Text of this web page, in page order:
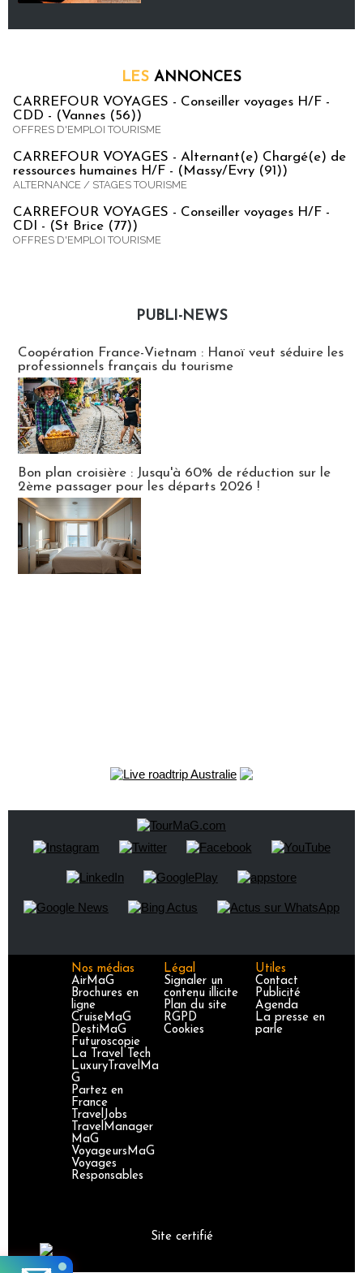
LES ANNONCES
CARREFOUR VOYAGES - Conseiller voyages H/F -
CDD - (Vannes (56))
OFFRES D'EMPLOI TOURISME
CARREFOUR VOYAGES - Alternant(e) Chargé(e) de
ressources humaines H/F - (Massy/Evry (91))
ALTERNANCE / STAGES TOURISME
CARREFOUR VOYAGES - Conseiller voyages H/F -
CDI - (St Brice (77))
OFFRES D'EMPLOI TOURISME
PUBLI-NEWS
Coopération France-Vietnam : Hanoï veut séduire les
professionnels français du tourisme
Bon plan croisière : Jusqu'à 60% de réduction sur le
2ème passager pour les départs 2026 !
Nos médias
AirMaG
Brochures en
ligne
CruiseMaG
DestiMaG
Futuroscopie
La Travel Tech
LuxuryTravelMa
G
Partez en
France
TravelJobs
TravelManager
MaG
VoyageursMaG
Voyages
Responsables
Légal
Signaler un
contenu illicite
Plan du site
RGPD
Cookies
Utiles
Contact
Publicité
Agenda
La presse en
parle
Site certifié